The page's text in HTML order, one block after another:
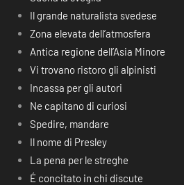
Il grande naturalista svedese
Zona elevata dell’atmosfera
Antica regione dell’Asia Minore
Vi trovano ristoro gli alpinisti
Incassa per gli autori
Ne capitano di curiosi
Spedire, mandare
Il nome di Presley
La pena per le streghe
É concitato in chi discute